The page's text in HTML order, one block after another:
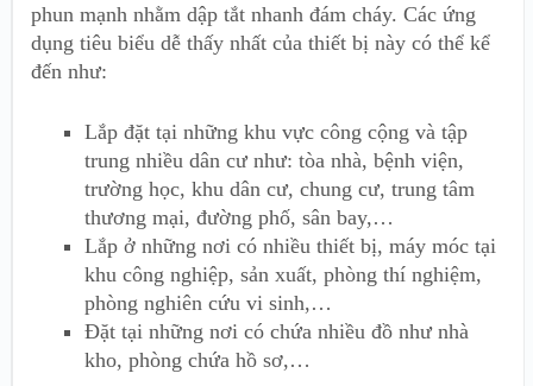
phun mạnh nhằm dập tắt nhanh đám cháy. Các ứng
dụng tiêu biểu dễ thấy nhất của thiết bị này có thể kể
đến như:
Lắp đặt tại những khu vực công cộng và tập
trung nhiều dân cư như: tòa nhà, bệnh viện,
trường học, khu dân cư, chung cư, trung tâm
thương mại, đường phố, sân bay,…
Lắp ở những nơi có nhiều thiết bị, máy móc tại
khu công nghiệp, sản xuất, phòng thí nghiệm,
phòng nghiên cứu vi sinh,…
Đặt tại những nơi có chứa nhiều đồ như nhà
kho, phòng chứa hồ sơ,…